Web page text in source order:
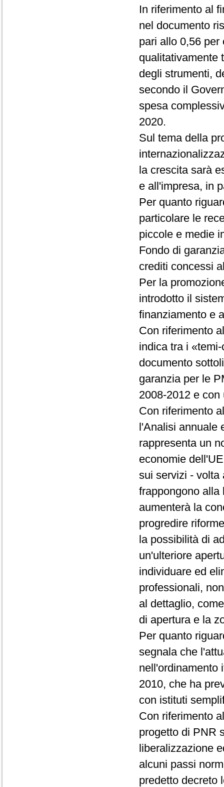
In riferimento al
nel documento
pari allo 0,56
qualitativamente
degli strumenti,
secondo il
spesa
2020.
Sul tema della
la crescita sarà
e all'impresa, in
Per quanto
particolare le
piccole e medie
Fondo di
crediti concessi
Per la
introdotto il
finanziamento e
Con riferimento
indica tra i
documento
garanzia per le
2008-2012 e
Con riferimento
l'Analisi annuale
rappresenta un
economie
sui servizi - volta
frappongono alla
aumenterà la
progredire
la possibilità di
un'ulteriore
individuare ed
professionali,
al dettaglio,
di apertura e la
Per quanto
segnala che
nell'ordinamento
2010, che ha
con istituti
Con riferimento
progetto di PNR
liberalizzazione
alcuni passi
predetto decreto